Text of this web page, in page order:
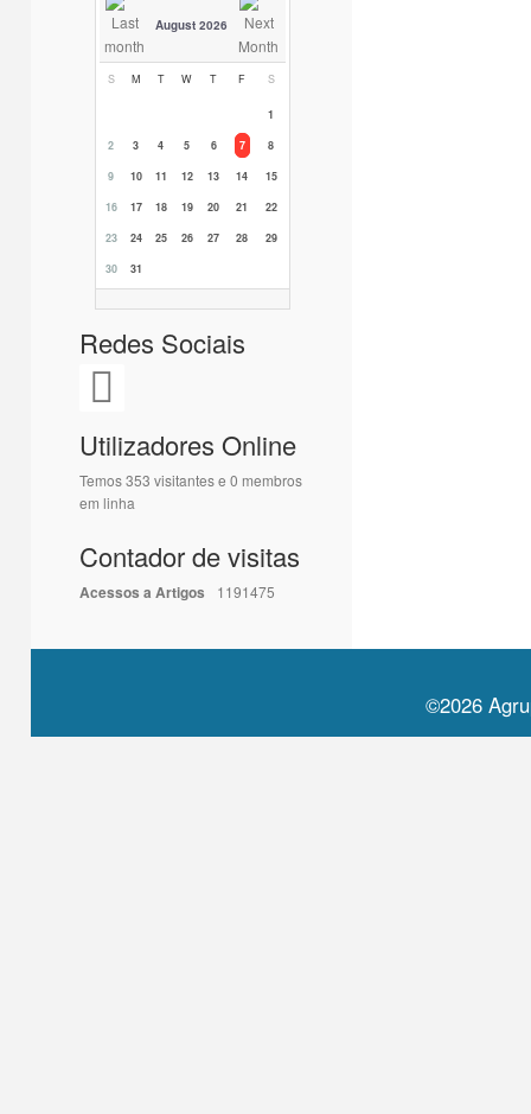
August 2026
S M T W T F S
1
2
3 4 5 6 7
8
9
10 11 12 13 14
15
16
17 18 19 20 21
22
23
24 25 26 27 28
29
30
31
Redes Sociais
Utilizadores Online
Temos 353 visitantes e 0 membros
em linha
Contador de visitas
Acessos a Artigos 1191475
©2026